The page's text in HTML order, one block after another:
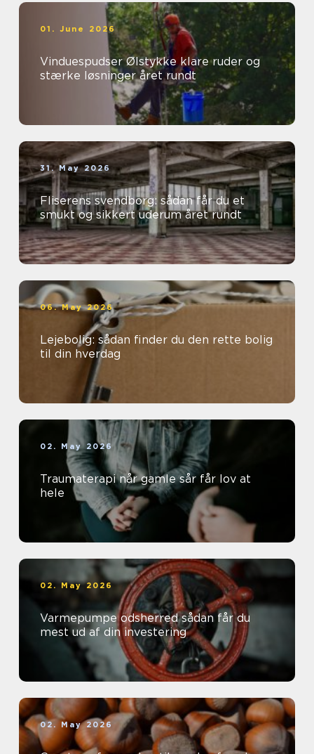
01. June 2026
Vinduespudser Ølstykke klare ruder og
stærke løsninger året rundt
31. May 2026
Fliserens svendborg: sådan får du et
smukt og sikkert uderum året rundt
06. May 2026
Lejebolig: sådan finder du den rette bolig
til din hverdag
02. May 2026
Traumaterapi når gamle sår får lov at
hele
02. May 2026
Varmepumpe odsherred sådan får du
mest ud af din investering
02. May 2026